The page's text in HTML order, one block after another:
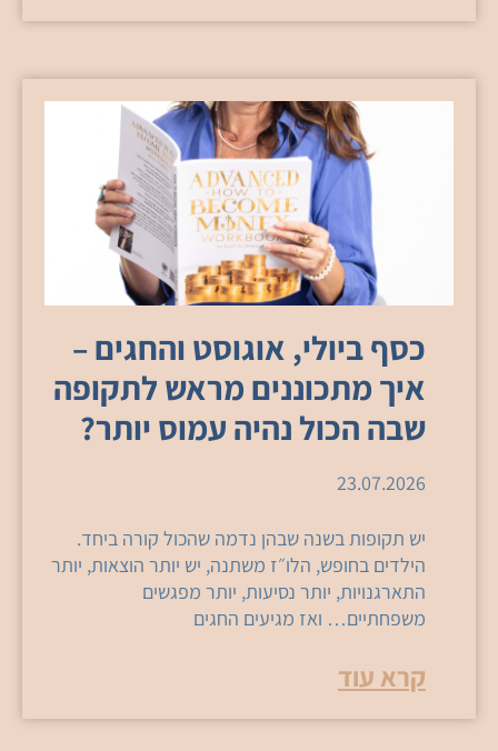
כסף ביולי, אוגוסט והחגים –
איך מתכוננים מראש לתקופה
שבה הכול נהיה עמוס יותר?
23.07.2026
יש תקופות בשנה שבהן נדמה שהכול קורה ביחד.
הילדים בחופש, הלו״ז משתנה, יש יותר הוצאות, יותר
התארגנויות, יותר נסיעות, יותר מפגשים
משפחתיים… ואז מגיעים החגים
קרא עוד